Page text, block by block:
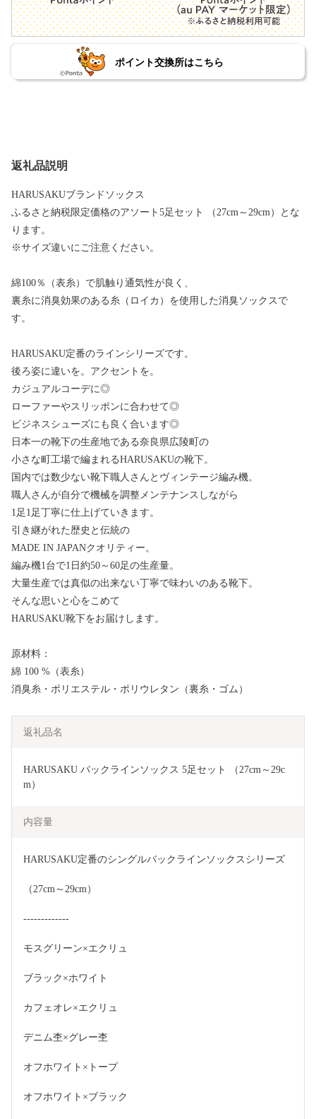
ポイント交換所はこちら
返礼品説明
HARUSAKUブランドソックス
ふるさと納税限定価格のアソート5足セット （27cm～29cm）とな
ります。
※サイズ違いにご注意ください。
綿100％（表糸）で肌触り通気性が良く、
裏糸に消臭効果のある糸（ロイカ）を使用した消臭ソックスで
す。
HARUSAKU定番のラインシリーズです。
後ろ姿に違いを。アクセントを。
カジュアルコーデに◎
ローファーやスリッポンに合わせて◎
ビジネスシューズにも良く合います◎
日本一の靴下の生産地である奈良県広陵町の
小さな町工場で編まれるHARUSAKUの靴下。
国内では数少ない靴下職人さんとヴィンテージ編み機。
職人さんが自分で機械を調整メンテナンスしながら
1足1足丁寧に仕上げていきます。
引き継がれた歴史と伝統の
MADE IN JAPANクオリティー。
編み機1台で1日約50～60足の生産量。
大量生産では真似の出来ない丁寧で味わいのある靴下。
そんな思いと心をこめて
HARUSAKU靴下をお届けします。
原材料：
綿 100 %（表糸）
消臭糸・ポリエステル・ポリウレタン（裏糸・ゴム）
返礼品名
HARUSAKU バックラインソックス 5足セット （27cm～29c
m）
内容量
HARUSAKU定番のシングルバックラインソックスシリーズ
（27cm～29cm）
-------------
モスグリーン×エクリュ
ブラック×ホワイト
カフェオレ×エクリュ
デニム杢×グレー杢
オフホワイト×トープ
オフホワイト×ブラック